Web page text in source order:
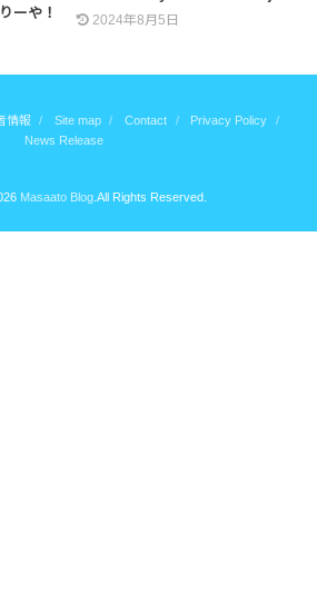
ーや！
2024年8月5日
情報 Site map Contact
Privacy Policy
News Release
Masaato Blog.All Rights Reserved.